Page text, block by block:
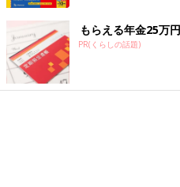
もらえる年金25万
PR(くらしの話題)